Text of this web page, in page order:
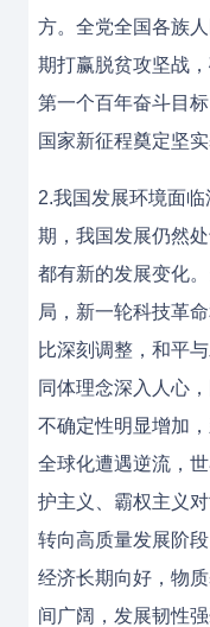
方。全党全国各族
期打赢脱贫攻坚战
第一个百年奋斗目
国家新征程奠定坚实
2.我国发展环境面
期，我国发展仍然
都有新的发展变化
局，新一轮科技革
比深刻调整，和平
同体理念深入人心
不确定性明显增加
全球化遭遇逆流，
护主义、霸权主义
转向高质量发展阶
经济长期向好，物
间广阔，发展韧性